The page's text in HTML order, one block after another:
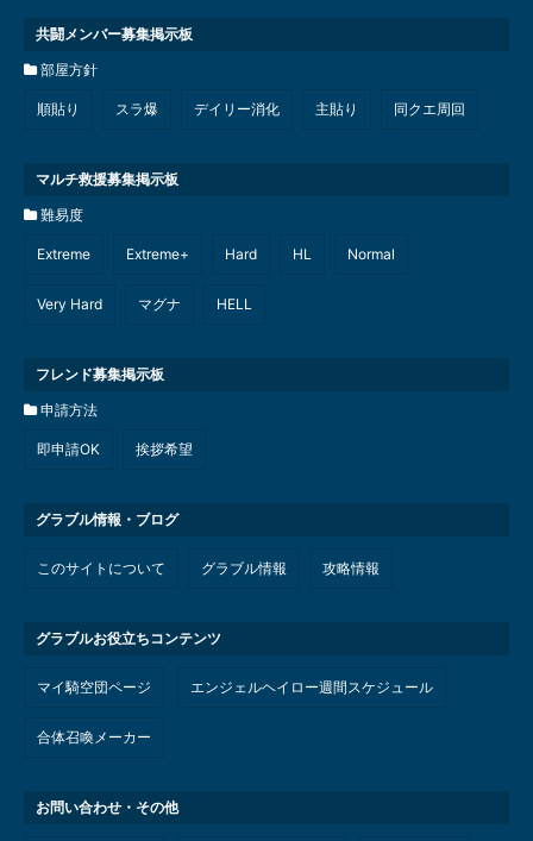
共闘メンバー募集掲示板
部屋方針
順貼り スラ爆 デイリー消化 主貼り 同クエ周回
マルチ救援募集掲示板
難易度
Extreme Extreme+ Hard HL Normal
Very Hard マグナ HELL
フレンド募集掲示板
申請方法
即申請OK 挨拶希望
グラブル情報・ブログ
このサイトについて グラブル情報 攻略情報
グラブルお役立ちコンテンツ
マイ騎空団ページ エンジェルヘイロー週間スケジュール
合体召喚メーカー
お問い合わせ・その他